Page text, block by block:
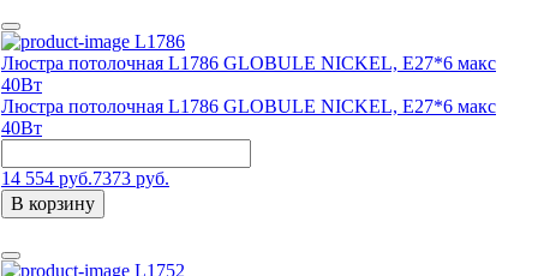
L1786
Люстра потолочная L1786 GLOBULE NICKEL, Е27*6 макс
40Вт
Люстра потолочная L1786 GLOBULE NICKEL, Е27*6 макс
40Вт
14 554 руб.7373 руб.
В корзину
L1752